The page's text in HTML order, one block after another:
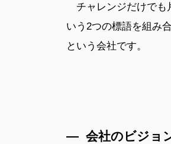
チャレンジだけでも
いう2つの標語を組み
という会社です。
— 会社のビジョ